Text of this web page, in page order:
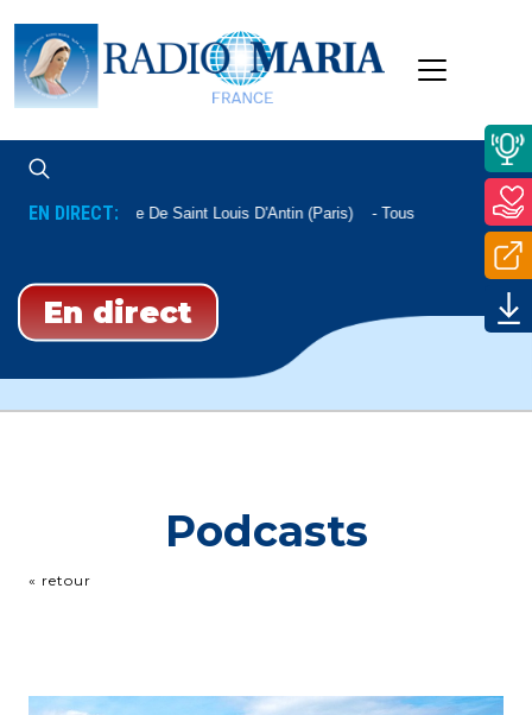
EN DIRECT:Messe De De Saint Louis D'Antin (Paris) Tous Les Samedis
En direct
Podcasts
« retour